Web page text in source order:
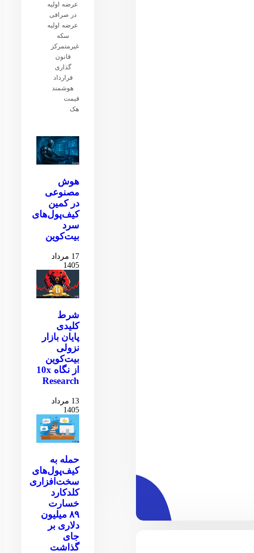
عرضه اولیه
در صرافی
عرضه اولیه
سکه
غیرمتمرکز
قانون
گذاری
قرارداد
هوشمند
قیمت
هک
هوش
مصنوعی
در کمین
کیف‌پول‌های
سرد
بیت‌کوین
17 مرداد
1405
شرط
کلیدی
پایان بازار
نزولی
بیت‌کوین
از نگاه 10x
Research
13 مرداد
1405
حمله به
کیف‌پول‌های
سخت‌افزاری
کلدکارد
خسارت
۸۹ میلیون
دلاری بر
جای
گذاشت